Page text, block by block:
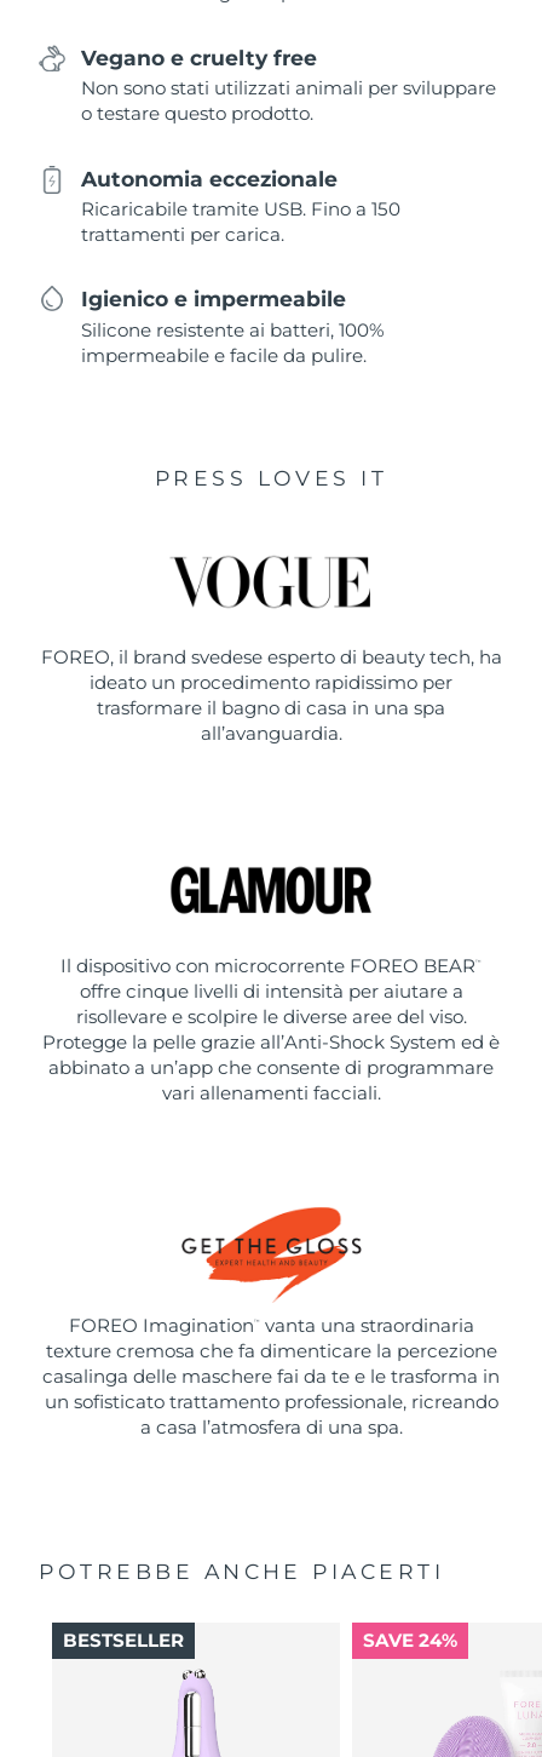
Vegano e cruelty free
Non sono stati utilizzati animali per sviluppare
o testare questo prodotto.
Autonomia eccezionale
Ricaricabile tramite USB. Fino a 150
trattamenti per carica.
Igienico e impermeabile
Silicone resistente ai batteri, 100%
impermeabile e facile da pulire.
PRESS LOVES IT
FOREO, il brand svedese esperto di beauty tech, ha
ideato un procedimento rapidissimo per
trasformare il bagno di casa in una spa
all’avanguardia.
Il dispositivo con microcorrente FOREO BEAR ™
offre cinque livelli di intensità per aiutare a
risollevare e scolpire le diverse aree del viso.
Protegge la pelle grazie all’Anti-Shock System ed è
abbinato a un’app che consente di programmare
vari allenamenti facciali.
FOREO Imagination ™
vanta una straordinaria
texture cremosa che fa dimenticare la percezione
casalinga delle maschere fai da te e le trasforma in
un sofisticato trattamento professionale, ricreando
a casa l’atmosfera di una spa.
POTREBBE ANCHE PIACERTI
BESTSELLER SAVE 24%